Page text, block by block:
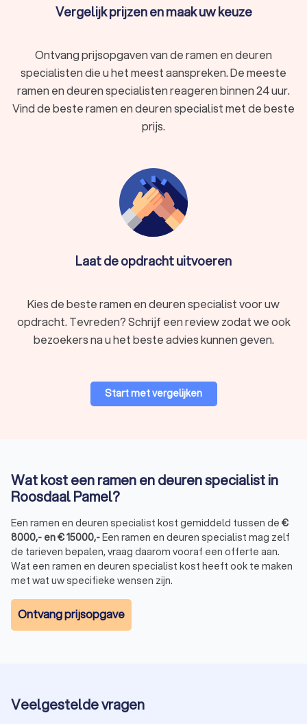
Vergelijk prijzen en maak uw keuze
Ontvang prijsopgaven van de ramen en deuren
specialisten die u het meest aanspreken. De meeste
ramen en deuren specialisten reageren binnen 24 uur.
Vind de beste ramen en deuren specialist met de beste
prijs.
Laat de opdracht uitvoeren
Kies de beste ramen en deuren specialist voor uw
opdracht. Tevreden? Schrijf een review zodat we ook
bezoekers na u het beste advies kunnen geven.
Start met vergelijken
Wat kost een ramen en deuren specialist in
Roosdaal Pamel?
Een ramen en deuren specialist kost gemiddeld tussen de €
8000,- en€15000,-Een ramen en deuren specialist mag zelf
de tarieven bepalen, vraag daarom vooraf een offerte aan.
Wat een ramen en deuren specialist kost heeft ook te maken
met wat uw specifieke wensen zijn.
Ontvang prijsopgave
Veelgestelde vragen